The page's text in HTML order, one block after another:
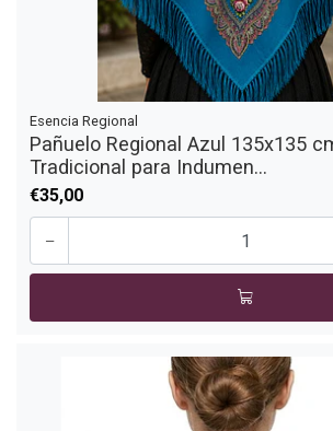
Esencia Regional
Pañuelo Regional Azul 135x135
Tradicional para Indumen...
€35,00
-